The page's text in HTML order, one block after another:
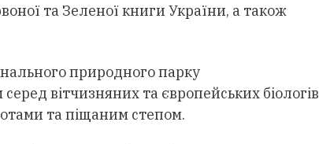
та Зеленої книги України, а також
природного парку
вітчизняних та європейських біологів
та піщаним степом.